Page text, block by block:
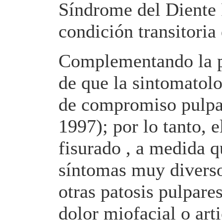
Síndrome del Diente
condición transitoria
Complementando la
de que la
de compromiso
1997); por lo tanto,
fisurado , a medida
síntomas muy
otras patosis
dolor miofacial o